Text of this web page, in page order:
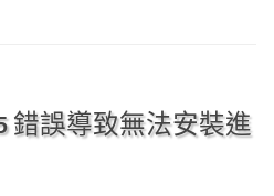
錯誤導致無法安裝進